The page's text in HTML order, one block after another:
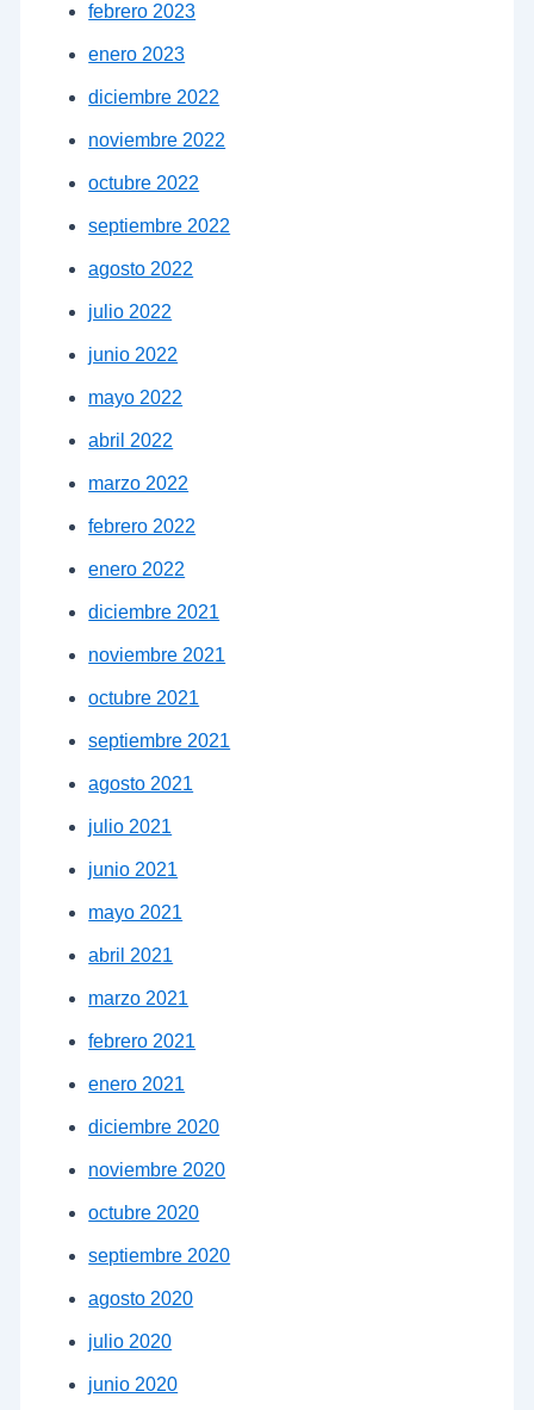
febrero 2023
enero 2023
diciembre 2022
noviembre 2022
octubre 2022
septiembre 2022
agosto 2022
julio 2022
junio 2022
mayo 2022
abril 2022
marzo 2022
febrero 2022
enero 2022
diciembre 2021
noviembre 2021
octubre 2021
septiembre 2021
agosto 2021
julio 2021
junio 2021
mayo 2021
abril 2021
marzo 2021
febrero 2021
enero 2021
diciembre 2020
noviembre 2020
octubre 2020
septiembre 2020
agosto 2020
julio 2020
junio 2020